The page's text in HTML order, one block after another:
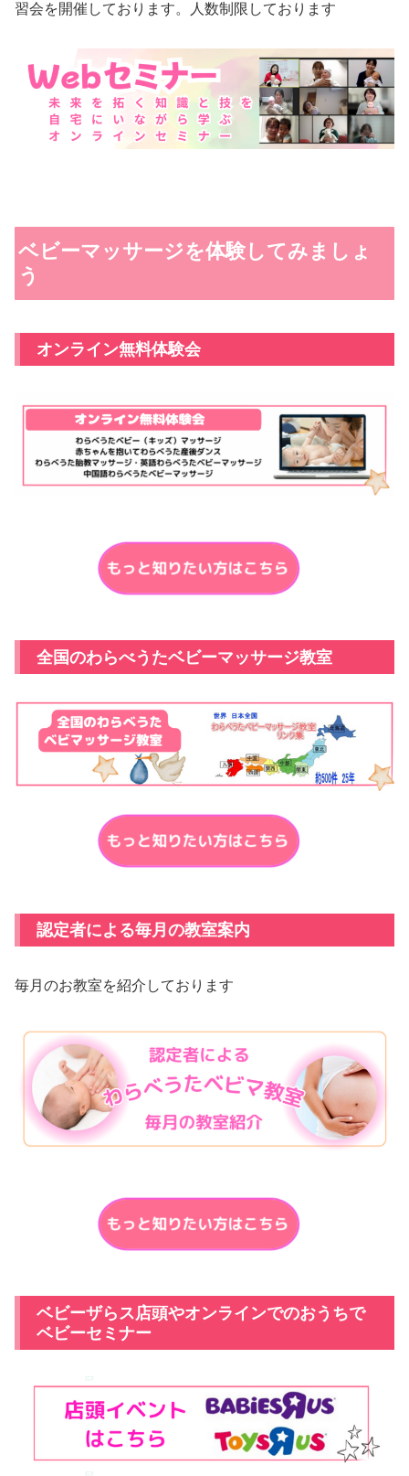
習会を開催しております。人数制限しております
ベビーマッサージを体験してみましょ
う
オンライン無料体験会
全国のわらべうたベビーマッサージ教室
認定者による毎月の教室案内
毎月のお教室を紹介しております
ベビーザらス店頭やオンラインでのおうちで
ベビーセミナー